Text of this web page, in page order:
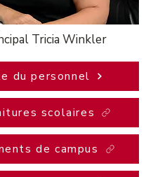
​Tricia Winkler
du personnel
scolaires
de campus